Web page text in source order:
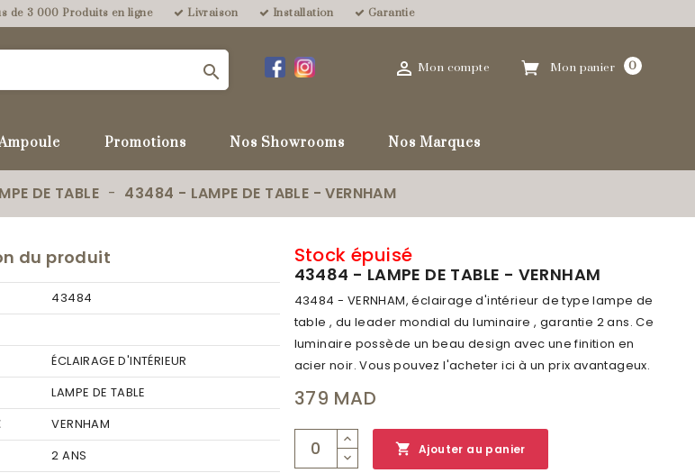
de 3 000 Produits en ligne Livraison Installation Garantie
Mon panier 0
 Mon compte

Promotions Nos Showrooms Nos Marques
DE TABLE 43484 - LAMPE DE TABLE - VERNHAM
du produit
43484
ÉCLAIRAGE D'INTÉRIEUR
LAMPE DE TABLE
VERNHAM
2 ANS
Stock épuisé
43484 - LAMPE DE TABLE - VERNHAM
43484 - VERNHAM, éclairage d'intérieur de type lampe de
table , du leader mondial du luminaire , garantie 2 ans. Ce
luminaire possède un beau design avec une finition en
acier noir. Vous pouvez l'acheter ici à un prix avantageux.
379 MAD
 Ajouter au panier